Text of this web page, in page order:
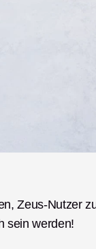
Zeus-Nutzer
sein werden!